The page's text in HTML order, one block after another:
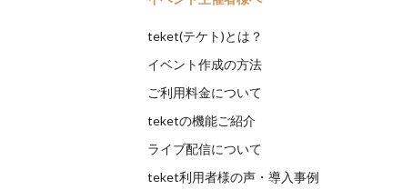
teket(テケト)とは？
イベント作成の方法
ご利用料金について
teketの機能ご紹介
ライブ配信について
teket利用者様の声・導入事例